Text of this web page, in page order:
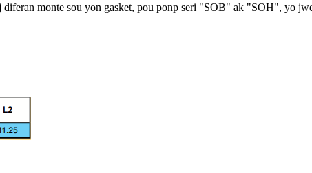
monte sou yon gasket, pou ponp seri "SOB" ak "SOH", yo